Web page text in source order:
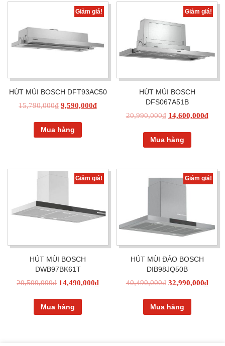
Giảm giá!
HÚT MÙI BOSCH DFT93AC50
15,790,000₫ 9,590,000₫
Mua hàng
Giảm giá!
HÚT MÙI BOSCH
DFS067A51B
20,990,000₫ 14,600,000₫
Mua hàng
Giảm giá!
HÚT MÙI BOSCH
DWB97BK61T
20,500,000₫ 14,490,000₫
Mua hàng
Giảm giá!
HÚT MÙI ĐẢO BOSCH
DIB98JQ50B
40,490,000₫ 32,990,000₫
Mua hàng